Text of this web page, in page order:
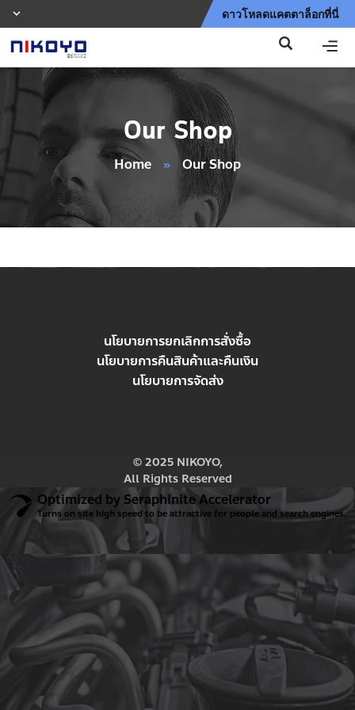
ดาวโหลดแคตตาล็อกที่นี่
Our Shop
Home » Our Shop
นโยบายการยกเลิกการสั่งซื้อ
นโยบายการคืนสินค้าและคืนเงิน
นโยบายการจัดส่ง
© 2025 NIKOYO,
All Rights Reserved
Optimized by Seraphinite Accelerator
Turns on site high speed to be attractive for people and search engines.